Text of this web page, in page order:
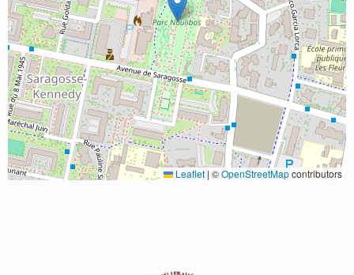
Leaflet | ©OpenStreetMapcontributors